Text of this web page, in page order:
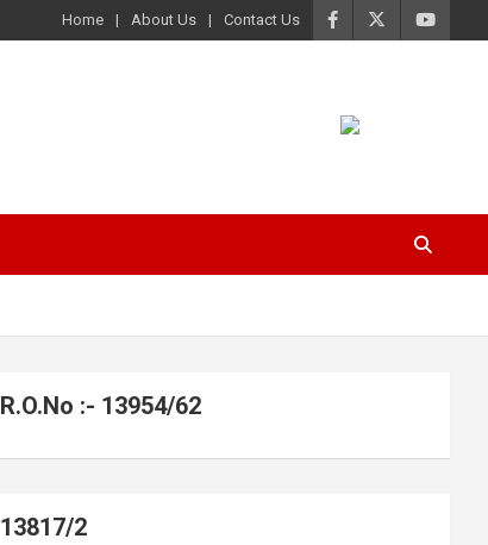
Home About Us Contact Us
R.O.No :- 13954/62
13817/2